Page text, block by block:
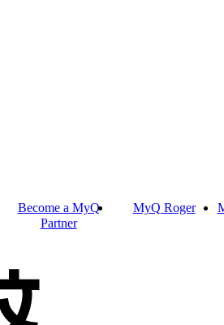
Become a MyQ
Partner
MyQ Roger